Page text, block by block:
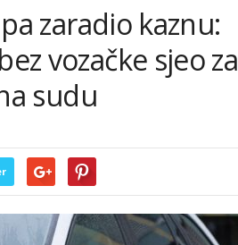
zaradio kaznu:
vozačke sjeo za
sudu